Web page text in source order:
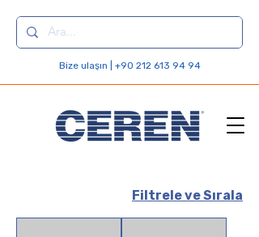
Bize ulaşın | +90 212 613 94 94
Filtrele ve Sırala